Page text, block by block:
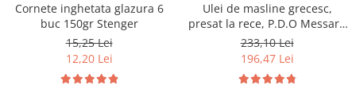
Cornete inghetata glazura 6
buc 150gr Stenger
15,25 Lei
12,20 Lei
Ulei de masline grecesc,
presat la rece, P.D.O Messara
3L Kidonakis
233,10 Lei
196,47 Lei